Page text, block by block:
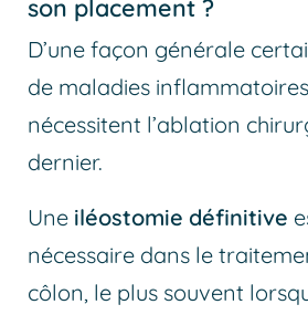
son placement ?
D’une façon générale
de maladies
nécessitent l’ablation
dernier.
Une iléostomie définitive
nécessaire dans le
côlon, le plus souvent